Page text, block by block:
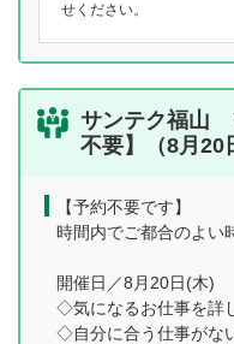
せください。
サンテク福山
不要】（8月20
【予約不要です】
時間内でご都合のよい
開催日／8月20日(木)
◇気になるお仕事を詳
◇自分に合う仕事がな